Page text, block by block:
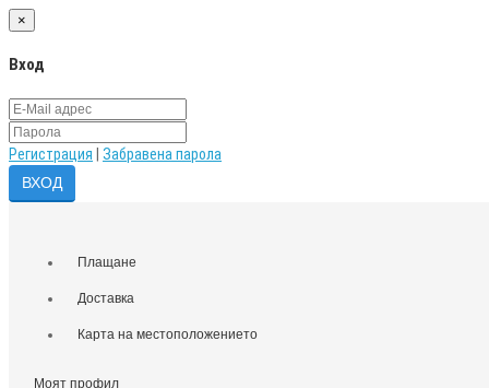
×
Вход
Регистрация Забравена парола
Плащане
Доставка
Карта на местоположението
Моят профил